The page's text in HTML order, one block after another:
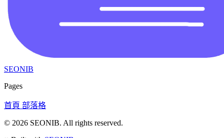
SEONIB
Pages
首頁 部落格
© 2026 SEONIB. All rights reserved.